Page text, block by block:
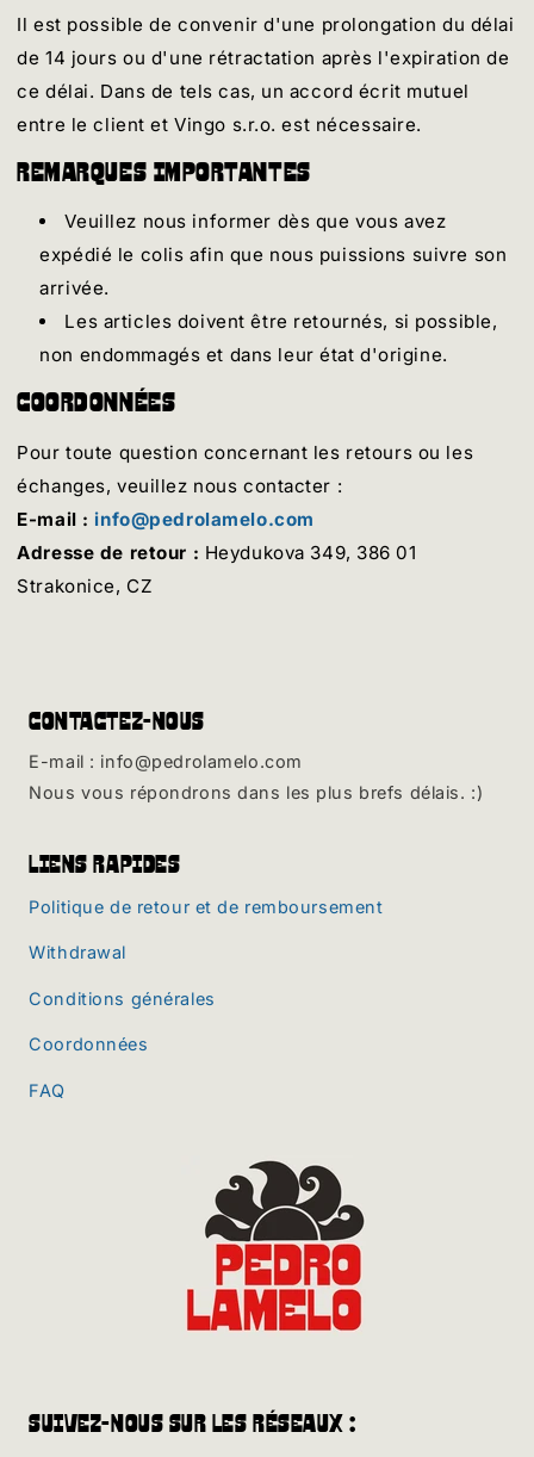
Il est possible de convenir d'une prolongation du délai
de 14 jours ou d'une rétractation après l'expiration de
ce délai. Dans de tels cas, un accord écrit mutuel
entre le client et Vingo s.r.o. est nécessaire.
Remarques importantes
Veuillez nous informer dès que vous avez
expédié le colis afin que nous puissions suivre son
arrivée.
Les articles doivent être retournés, si possible,
non endommagés et dans leur état d'origine.
Coordonnées
Pour toute question concernant les retours ou les
échanges, veuillez nous contacter :
E-mail :info@pedrolamelo.com
Adresse de retour : Heydukova 349, 386 01
Strakonice, CZ
Contactez-nous
E-mail : info@pedrolamelo.com
Nous vous répondrons dans les plus brefs délais. :)
Liens rapides
Politique de retour et de remboursement
Withdrawal
Conditions générales
Coordonnées
FAQ
Suivez-nous sur les réseaux :